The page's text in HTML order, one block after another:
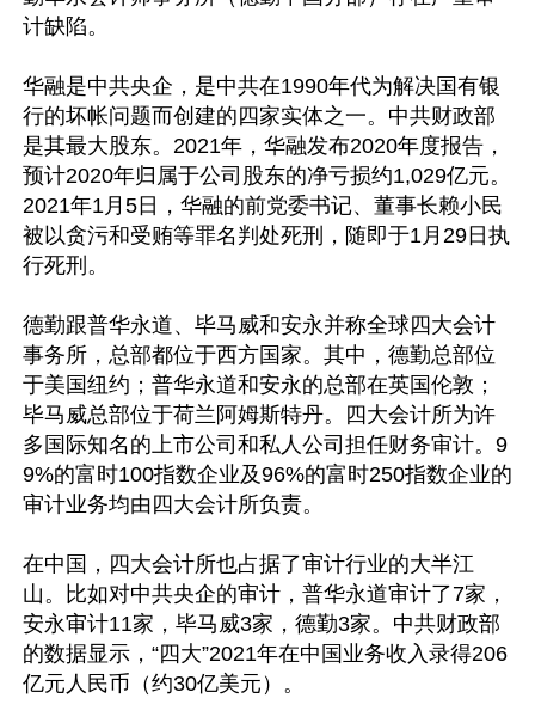
计缺陷。
华融是中共央企，是中共在1990年代为解决国有银
行的坏帐问题而创建的四家实体之一。中共财政部
是其最大股东。2021年，华融发布2020年度报告，
预计2020年归属于公司股东的净亏损约1,029亿元。
2021年1月5日，华融的前党委书记、董事长赖小民
被以贪污和受贿等罪名判处死刑，随即于1月29日执
行死刑。
德勤跟普华永道、毕马威和安永并称全球四大会计
事务所，总部都位于西方国家。其中，德勤总部位
于美国纽约；普华永道和安永的总部在英国伦敦；
毕马威总部位于荷兰阿姆斯特丹。四大会计所为许
多国际知名的上市公司和私人公司担任财务审计。9
9%的富时100指数企业及96%的富时250指数企业的
审计业务均由四大会计所负责。
在中国，四大会计所也占据了审计行业的大半江
山。比如对中共央企的审计，普华永道审计了7家，
安永审计11家，毕马威3家，德勤3家。中共财政部
的数据显示，“四大”2021年在中国业务收入录得206
亿元人民币（约30亿美元）。